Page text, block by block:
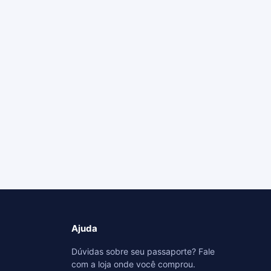
Ajuda
Dúvidas sobre seu passaporte? Fale
com a loja onde você comprou.